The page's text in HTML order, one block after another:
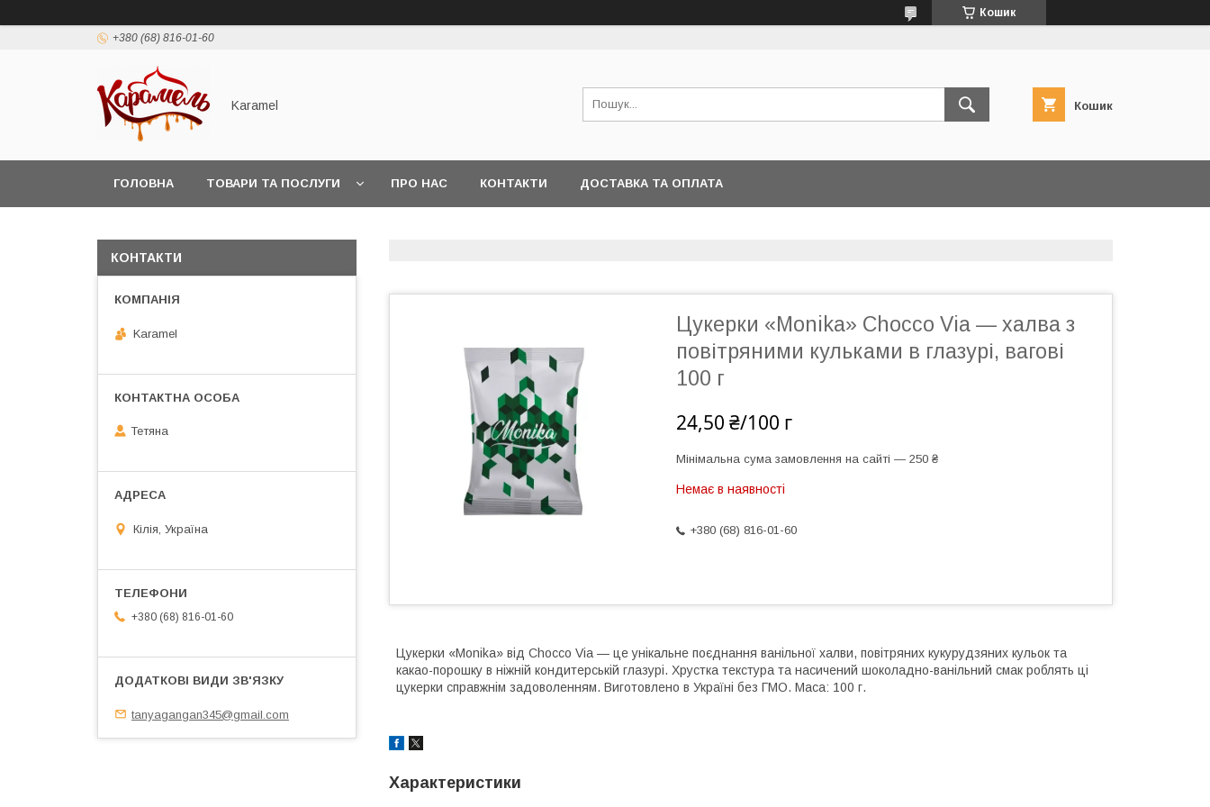
Кошик
+380 (68) 816-01-60
Karamel Кошик
ГОЛОВНА ТОВАРИ ТА ПОСЛУГИ ПРО НАС КОНТАКТИ ДОСТАВКА ТА ОПЛАТА
Цукерки «Monika» Chocco Via — халва з
повітряними кульками в глазурі, вагові
100 г
24,50 ₴/100 г
Мінімальна сума замовлення на сайті — 250 ₴
Немає в наявності
+380 (68) 816-01-60
Цукерки «Monika» від Chocco Via — це унікальне поєднання ванільної халви, повітряних кукурудзяних кульок та
какао-порошку в ніжній кондитерській глазурі. Хрустка текстура та насичений шоколадно-ванільний смак роблять ці
цукерки справжнім задоволенням. Виготовлено в Україні без ГМО. Маса: 100 г.
Характеристики
КОНТАКТИ
Karamel
Тетяна
Кілія, Україна
+380 (68) 816-01-60
tanyagangan345@gmail.com